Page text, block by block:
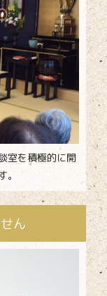
室を積極的に開
ん